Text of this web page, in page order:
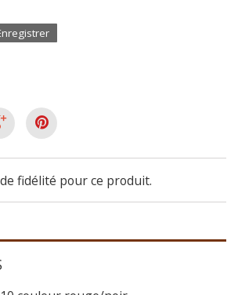
fidélité pour ce produit.